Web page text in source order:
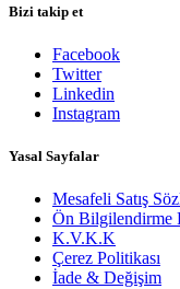
Bizi takip et
Facebook
Twitter
Linkedin
Instagram
Yasal Sayfalar
Mesafeli Satış
Ön Bilgilendirme
K.V.K.K
Çerez Politikası
İade & Değişim